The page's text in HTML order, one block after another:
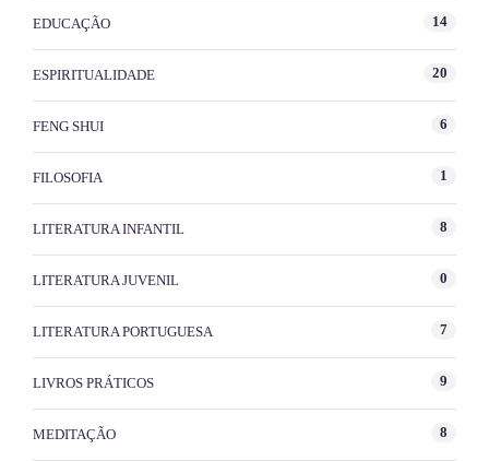
EDUCAÇÃO 14
ESPIRITUALIDADE 20
FENG SHUI 6
FILOSOFIA 1
LITERATURA INFANTIL 8
LITERATURA JUVENIL 0
LITERATURA PORTUGUESA 7
LIVROS PRÁTICOS 9
MEDITAÇÃO 8